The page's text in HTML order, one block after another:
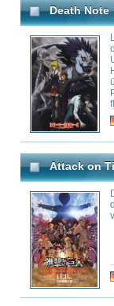
den Schulalltag:
Mikey, der
starke Spinelli
der Streber
Hochgelobte
Protagonisten
miteinander
Sie lief am
"Disneys große
Genre:
Avatar - Der Herr der
Am Südpol gibt
namens Katara
den seltsamen
sich heraus,
Luftbändiger
auch der
erst 12 Jahre alt
dafür tun, damit
anerkennt und
die Welt auch
Genre:
Fullmetal Alchemist
Die Alchemisten
Umstand in
Bruder Alphonse
reisen dafür